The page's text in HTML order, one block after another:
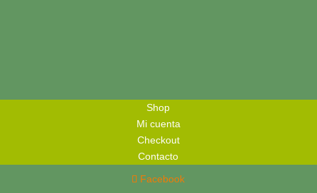
Shop
Mi cuenta
Checkout
Contacto
Facebook